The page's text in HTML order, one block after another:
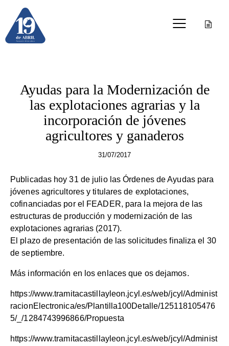
Ayudas para la Modernización de
las explotaciones agrarias y la
incorporación de jóvenes
agricultores y ganaderos
31/07/2017
Publicadas hoy 31 de julio las Órdenes de Ayudas para
jóvenes agricultores y titulares de explotaciones,
cofinanciadas por el FEADER, para la mejora de las
estructuras de producción y modernización de las
explotaciones agrarias (2017).
El plazo de presentación de las solicitudes finaliza el 30
de septiembre.
Más información en los enlaces que os dejamos.
https://www.tramitacastillayleon.jcyl.es/web/jcyl/Administ
racionElectronica/es/Plantilla100Detalle/125118105476
5/_/1284743996866/Propuesta
https://www.tramitacastillayleon.jcyl.es/web/jcyl/Administ